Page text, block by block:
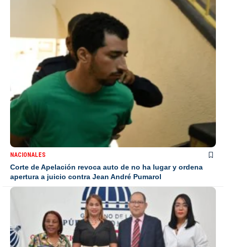
NACIONALES
Corte de Apelación revoca auto de no ha lugar y ordena
apertura a juicio contra Jean André Pumarol